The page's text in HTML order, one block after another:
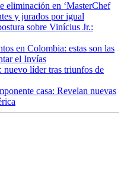
eliminación en ‘MasterChef
y jurados por igual
sobre Vinícius Jr.:
en Colombia: estas son las
el Invías
nuevo líder tras triunfos de
casa: Revelan nuevas